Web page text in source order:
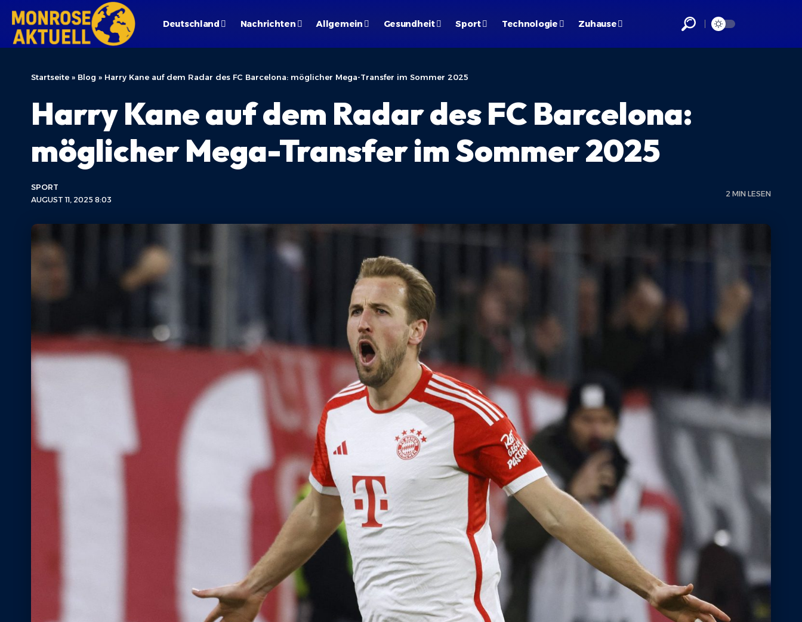
Deutschland Nachrichten Allgemein Gesundheit Sport Technologie Zuhause
Startseite » Blog » Harry Kane auf dem Radar des FC Barcelona: möglicher Mega-Transfer im Sommer 2025
Harry Kane auf dem Radar des FC Barcelona:
möglicher Mega-Transfer im Sommer 2025
AUGUST 11, 2025 8:03
SPORT
2 MIN LESEN